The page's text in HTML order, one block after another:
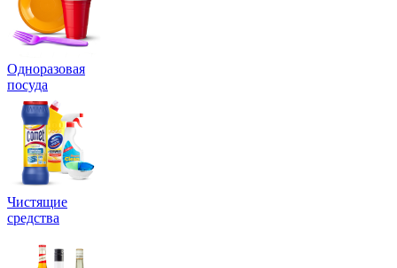
Одноразовая
посуда
Чистящие
средства